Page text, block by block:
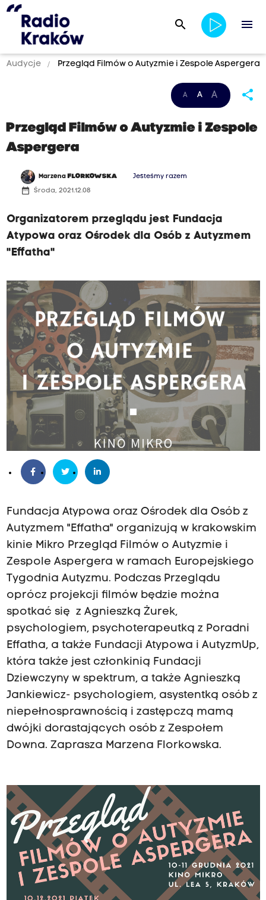
search menu
Audycje Przegląd Filmów o Autyzmie i Zespole Aspergera
A A A share
Przegląd Filmów o Autyzmie i Zespole
Aspergera
Marzena FLORKOWSKA Jesteśmy razem
date_range Środa, 2021.12.08
Organizatorem przeglądu jest Fundacja
Atypowa oraz Ośrodek dla Osób z Autyzmem
"Effatha"
Fundacja Atypowa oraz Ośrodek dla Osób z
Autyzmem "Effatha" organizują w krakowskim
kinie Mikro Przegląd Filmów o Autyzmie i
Zespole Aspergera w ramach Europejskiego
Tygodnia Autyzmu. Podczas Przeglądu
oprócz projekcji filmów będzie można
spotkać się z Agnieszką Żurek,
psychologiem, psychoterapeutką z Poradni
Effatha, a także Fundacji Atypowa i AutyzmUp,
która także jest członkinią Fundacji
Dziewczyny w spektrum, a także Agnieszką
Jankiewicz- psychologiem, asystentką osób z
niepełnosprawnością i zastępczą mamą
dwójki dorastających osób z Zespołem
Downa. Zaprasza Marzena Florkowska.